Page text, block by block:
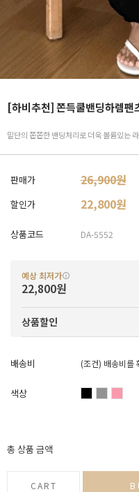
[하비추천] 쫀득쿨밴딩하렘팬
밑단의 쫀쫀한 밴딩처리로 더욱 볼륨있는
판매가 26,900원
할인가 22,800원
상품코드 DA-5552
예상 최저가
22,800원
상품할인
배송비 (조건) 배송비를
색상
총 상품 금액
CART